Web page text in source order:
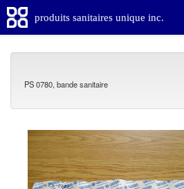
produits sanitaires unique inc.
PS 0780, bande sanitaire